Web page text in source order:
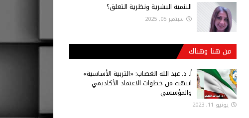
التنمية البشرية ونظرية التعلق؟
سبتمبر 05, 2025
من هنا وهناك
أ‌. د. عبد الله الغصاب: «التربية الأساسية»
انتهت من خطوات الاعتماد الأكاديمي
والمؤسسي
يونيو 11, 2023